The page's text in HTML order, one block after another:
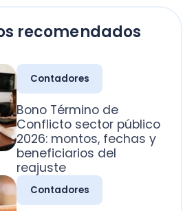
público
fechas y
del
Juradas